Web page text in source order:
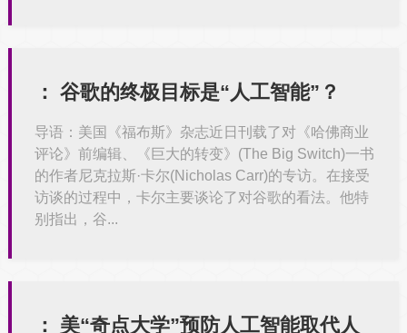
： 谷歌的终极目标是“人工智能”？
导语：美国《福布斯》杂志近日刊载了对《哈佛商业
评论》前编辑、《巨大的转变》(The Big Switch)一书
的作者尼克拉斯·卡尔(Nicholas Carr)的专访。在接受
访谈的过程中，卡尔主要谈论了对谷歌的看法。他特
别指出，谷...
： 美“奇点大学”预防人工智能取代人